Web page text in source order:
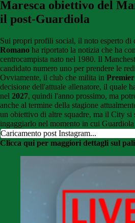
Maresca obiettivo del
il post-Guardiola
Sui propri profili social, il noto esperto di
Romano ha riportato la notizia che ha
centrocampista nato nel 1980. Il
candidato numero uno per prendere le
Ovviamente, il club che milita in
decisione dell'attuale allenatore, il quale
nel 2027, quindi l'anno prossimo, ma
anche al termine della stagione
un obiettivo di altre squadre, ma il City si
ingaggiarlo nel momento in cui Guardiola
Caricamento post Instagram...
Clicca qui per maggiori dettagli sul